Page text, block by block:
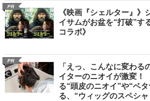
PR
《映画『シェルター』》
イサムがお盆を“打破”す
コラボ》
PR
「えっ、こんなに変わる
イターのニオイが激変
る“頭皮のニオイ”や“ベ
る、“ウィッグのスペシ